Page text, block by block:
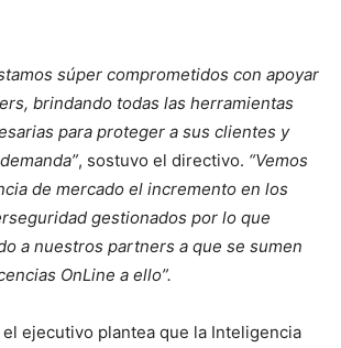
súper comprometidos con apoyar
brindando todas las herramientas
para proteger a sus clientes y
, sostuvo el directivo. “Vemos
de mercado el incremento en los
gestionados por lo que
a nuestros partners a que se sumen
OnLine a ello”.
ejecutivo plantea que la Inteligencia